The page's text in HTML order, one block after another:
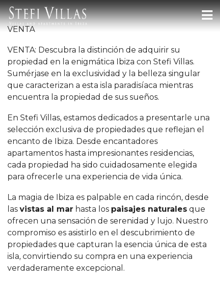
VENTA
VENTA: Descubra la distinción de adquirir su
propiedad en la enigmática Ibiza con Stefi Villas.
Sumérjase en la exclusividad y la belleza singular
que caracterizan a esta isla paradisíaca mientras
encuentra la propiedad de sus sueños.
En Stefi Villas, estamos dedicados a presentarle una
selección exclusiva de propiedades que reflejan el
encanto de Ibiza. Desde encantadores
apartamentos hasta impresionantes residencias,
cada propiedad ha sido cuidadosamente elegida
para ofrecerle una experiencia de vida única.
La magia de Ibiza es palpable en cada rincón, desde
las vistas al mar hasta los paisajes naturales que
ofrecen una sensación de serenidad y lujo. Nuestro
compromiso es asistirlo en el descubrimiento de
propiedades que capturan la esencia única de esta
isla, convirtiendo su compra en una experiencia
verdaderamente excepcional.